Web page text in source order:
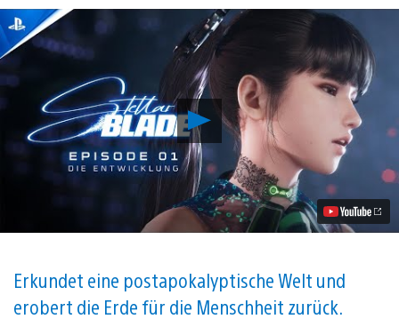
Hinter
den
Kulissen
von
Stellar
Blade:
Die
Entstehung
Action-
Adventures
für
Erkundet eine postapokalyptische Welt und
erobert die Erde für die Menschheit zurück.